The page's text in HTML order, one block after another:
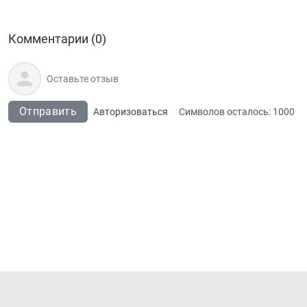
Комментарии (0)
Отправить Авторизоваться Символов осталось: 1000